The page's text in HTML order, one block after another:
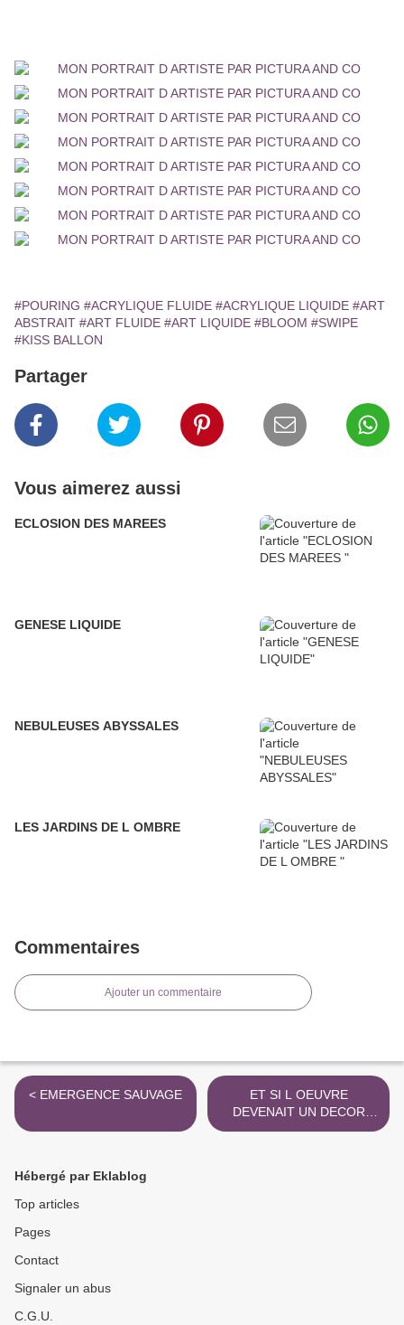
#POURING #ACRYLIQUE FLUIDE #ACRYLIQUE LIQUIDE #ART
ABSTRAIT #ART FLUIDE #ART LIQUIDE #BLOOM #SWIPE
#KISS BALLON
Partager
Vous aimerez aussi
ECLOSION DES MAREES
GENESE LIQUIDE
NEBULEUSES ABYSSALES
LES JARDINS DE L OMBRE
Commentaires
Ajouter un commentaire
< EMERGENCE SAUVAGE
ET SI L OEUVRE
DEVENAIT UN DECOR
MURAL >
Hébergé par Eklablog
Top articles
Pages
Contact
Signaler un abus
C.G.U.